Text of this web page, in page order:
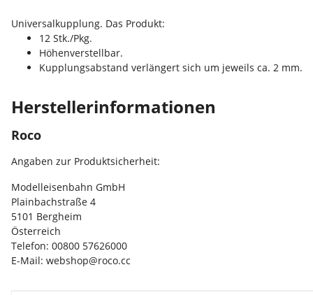
Universalkupplung. Das Produkt:
12 Stk./Pkg.
Höhenverstellbar.
Kupplungsabstand verlängert sich um jeweils ca. 2 mm.
Herstellerinformationen
Roco
Angaben zur Produktsicherheit:
Modelleisenbahn GmbH
Plainbachstraße 4
5101 Bergheim
Österreich
Telefon: 00800 57626000
E-Mail: webshop@roco.cc